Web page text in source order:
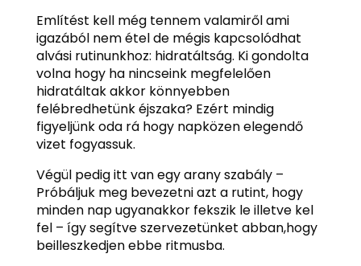
Említést kell még tennem valamiről ami
igazából nem étel de mégis kapcsolódhat
alvási rutinunkhoz: hidratáltság. Ki gondolta
volna hogy ha nincseink megfelelően
hidratáltak akkor könnyebben
felébredhetünk éjszaka? Ezért mindig
figyeljünk oda rá hogy napközen elegendő
vizet fogyassuk.
Végül pedig itt van egy arany szabály –
Próbáljuk meg bevezetni azt a rutint, hogy
minden nap ugyanakkor fekszik le illetve kel
fel – így segítve szervezetünket abban,hogy
beilleszkedjen ebbe ritmusba.